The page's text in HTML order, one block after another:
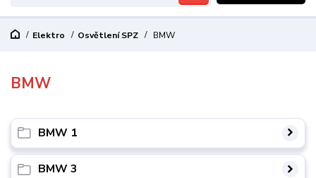
Elektro Osvětlení SPZ BMW
BMW
BMW 1
BMW 3